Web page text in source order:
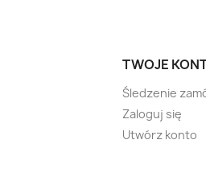
TWOJE
Śledzenie
Zaloguj się
Utwórz konto